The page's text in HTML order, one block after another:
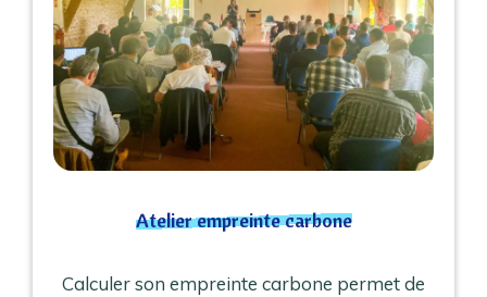
Atelier empreinte carbone
Calculer son empreinte carbone permet de